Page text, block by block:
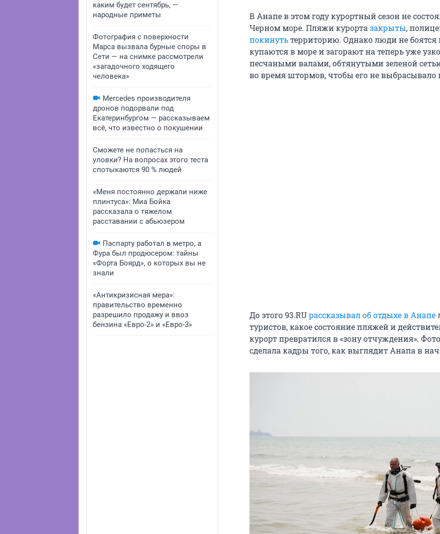
каким будет сентябрь, —
народные приметы
Фотография с поверхности
Марса вызвала бурные споры в
Сети — на снимке рассмотрели
«загадочного ходящего
человека»
Mercedes производителя
дронов подорвали под
Екатеринбургом — рассказываем
всё, что известно о покушении
Сможете не попасться на
уловки? На вопросах этого теста
спотыкаются 90 % людей
«Меня постоянно держали ниже
плинтуса»: Миа Бойка
рассказала о тяжелом
расставании с абьюзером
Паспарту работал в метро, а
Фура был продюсером: тайны
«Форта Боярд», о которых вы не
знали
«Антикризисная мера»:
правительство временно
разрешило продажу и ввоз
бензина «Евро-2» и «Евро-3»
В Анапе в этом году курортный сезон не
Черном море. Пляжи курорта закрыты,
покинутьтерриторию. Однако люди не
купаются в море и загорают на теперь уже
песчаными валами, обтянутыми зеленой
во время штормов, чтобы его не выбрасывало
До этого 93.RUрассказывал об отдыхе в Анапе
туристов, какое состояние пляжей и
курорт превратился в «зону отчуждения».
сделала кадры того, как выглядит Анапа в